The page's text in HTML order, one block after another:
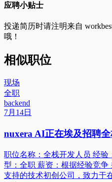
应聘小贴士
投递简历时请注明来自
哦！
相似职位
现场
全职
backend
7月14日
nuxera AI正在埃及招聘
职位名称：全栈开发人员 经验
型：全职 薪资：根据经验竞争
支持的技术初创公司，致力于